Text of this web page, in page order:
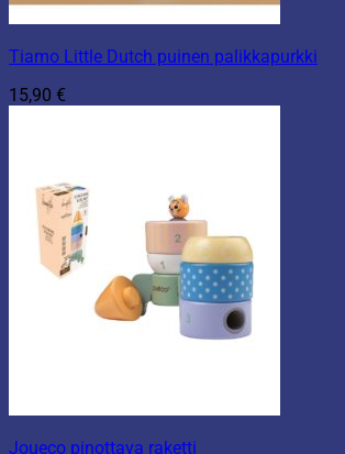
Tiamo Little Dutch puinen palikkapurkki
15,90 €
Joueco pinottava raketti